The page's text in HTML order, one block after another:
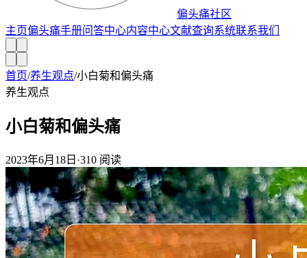
偏头痛社区
主页偏头痛手册问答中心内容中心文献查询系统联系我们
首页/养生观点/小白菊和偏头痛
养生观点
小白菊和偏头痛
2023年6月18日 ·310 阅读